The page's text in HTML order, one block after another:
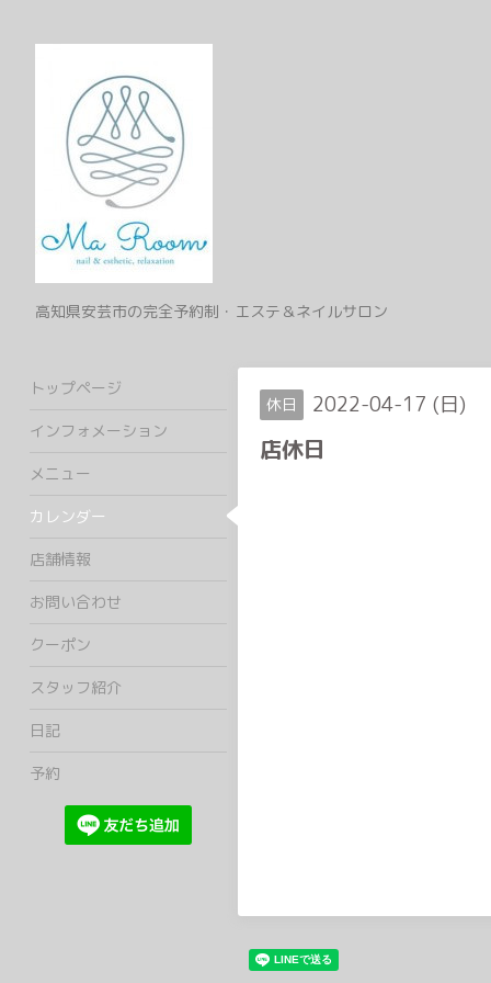
高知県安芸市の完全予約制・エステ＆ネイルサロン
休日 2022-04-17 (日)
店休日
トップページ
インフォメーション
メニュー
カレンダー
店舗情報
お問い合わせ
クーポン
スタッフ紹介
日記
予約